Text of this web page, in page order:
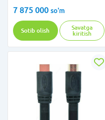
7 875 000 so'm
Sotib olish
Savatga
kiritish